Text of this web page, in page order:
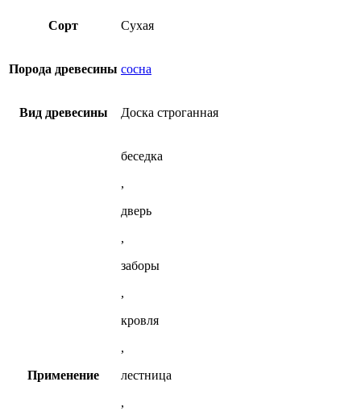
Опции
на
Сорт Сухая
Порода древесины сосна
Вид древесины Доска строганная
Применение
беседка
,
дверь
,
заборы
,
кровля
,
лестница
,